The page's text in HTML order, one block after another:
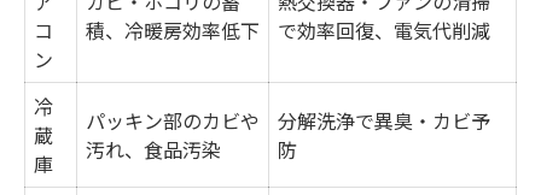
コ
ン
積、冷暖房効率低下
で効率回復、電気代削減
冷
蔵
庫
パッキン部のカビや
汚れ、食品汚染
分解洗浄で異臭・カビ予
防